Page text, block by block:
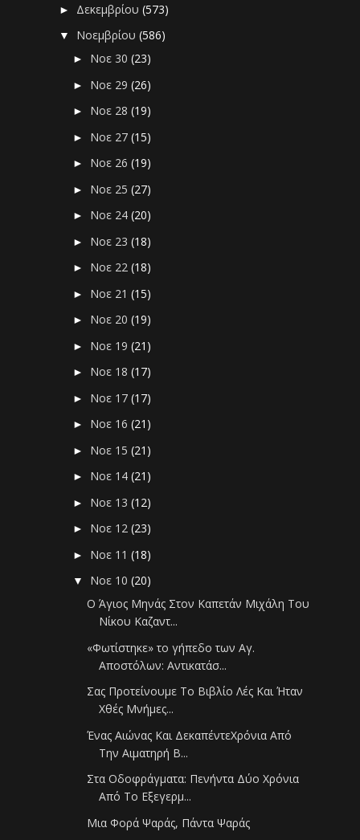
► Δεκεμβρίου(573)
▼ Νοεμβρίου(586)
► Νοε 30(23)
► Νοε 29(26)
► Νοε 28(19)
► Νοε 27(15)
► Νοε 26(19)
► Νοε 25(27)
► Νοε 24(20)
► Νοε 23(18)
► Νοε 22(18)
► Νοε 21(15)
► Νοε 20(19)
► Νοε 19(21)
► Νοε 18(17)
► Νοε 17(17)
► Νοε 16(21)
► Νοε 15(21)
► Νοε 14(21)
► Νοε 13(12)
► Νοε 12(23)
► Νοε 11(18)
▼ Νοε 10(20)
Ο Άγιος Μηνάς Στον Καπετάν Μιχάλη Του
Νίκου Καζαντ...
«Φωτίστηκε» το γήπεδο των Αγ.
Αποστόλων: Αντικατάσ...
Σας Προτείνουμε Το Βιβλίο Λές Και Ήταν
Χθές Μνήμες...
Ένας Αιώνας Και ΔεκαπέντεΧρόνια Από
Την Αιματηρή Β...
Στα Οδοφράγματα: Πενήντα Δύο Χρόνια
Από Το Εξεγερμ...
Μια Φορά Ψαράς, Πάντα Ψαράς